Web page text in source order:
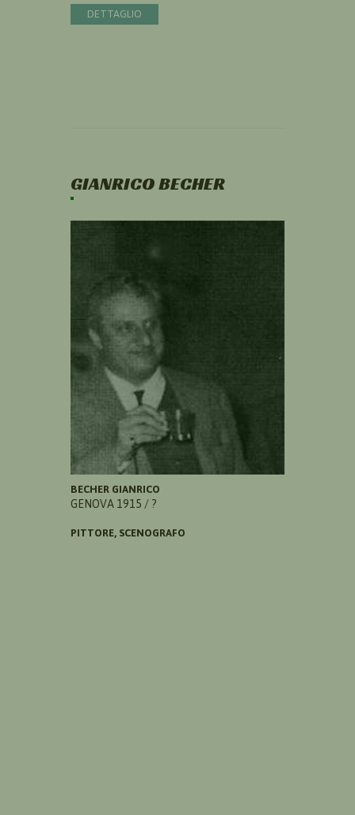
DETTAGLIO
GIANRICO BECHER
BECHER GIANRICO
GENOVA 1915 / ?
PITTORE, SCENOGRAFO